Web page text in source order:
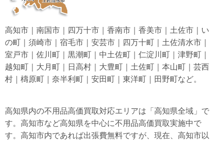
高知市｜南国市｜四万十市｜香南市｜香美市｜土佐市｜い
の町｜須崎市｜宿毛市｜安芸市｜四万十町｜土佐清水市｜
室戸市｜佐川町｜黒潮町｜中土佐町｜仁淀川町｜津野町｜
越知町｜大月町｜日高村｜大豊町｜土佐町｜本山町｜芸西
村｜檮原町｜奈半利町｜安田町｜東洋町｜田野町など。
高知県内の不用品高価買取対応エリアは「高知県全域」で
す。高知市など高知県を中心に不用品高価買取実施中で
す。高知市内であれば出張費無料ですが、現在、高知市以